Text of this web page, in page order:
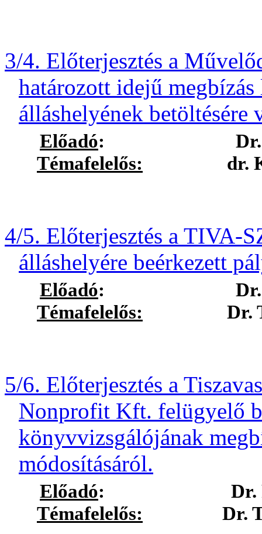
3/4. Előterjesztés a
határozott idejű
álláshelyének
Előadó:
Témafelelős: dr.
4/5. Előterjesztés a TIVA-
álláshelyére beérkezett
Előadó:
Témafelelős: Dr. Tóth
5/6. Előterjesztés a
Nonprofit Kft. felügyelő
könyvvizsgálójának
módosításáról.
Előadó:
Dr.
Témafelelős: Dr. Tóth